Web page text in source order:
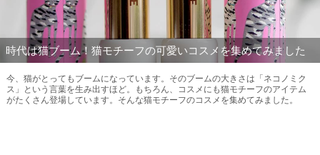
時代は猫ブーム！猫モチーフの可愛いコスメを集めてみました
今、猫がとってもブームになっています。そのブームの大きさは「ネコノミク
ス」という言葉を生み出すほど。もちろん、コスメにも猫モチーフのアイテム
がたくさん登場しています。そんな猫モチーフのコスメを集めてみました。